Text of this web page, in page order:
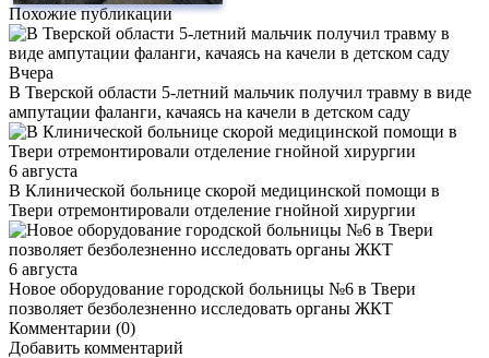
Похожие публикации
Вчера
В Тверской области 5-летний мальчик получил травму в виде
ампутации фаланги, качаясь на качели в детском саду
6 августа
В Клинической больнице скорой медицинской помощи в
Твери отремонтировали отделение гнойной хирургии
6 августа
Новое оборудование городской больницы №6 в Твери
позволяет безболезненно исследовать органы ЖКТ
Комментарии (0)
Добавить комментарий